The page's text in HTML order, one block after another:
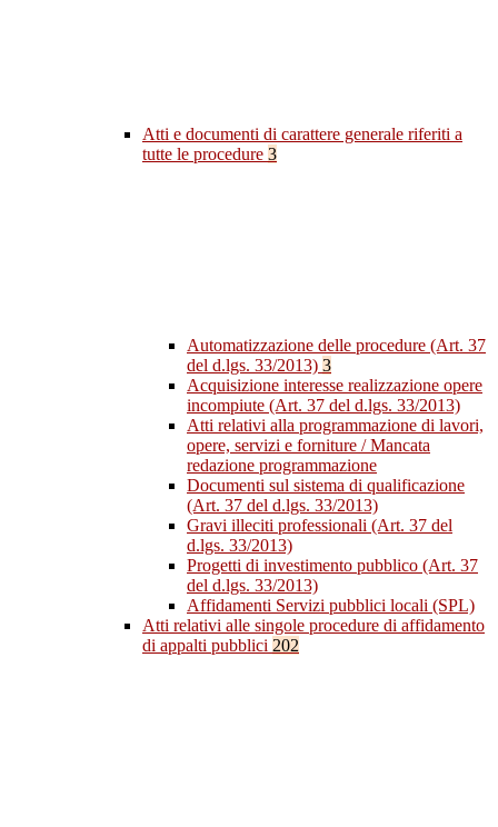
Atti e documenti di carattere generale riferiti a
tutte le procedure 3
Automatizzazione delle procedure (Art. 37
del d.lgs. 33/2013) 3
Acquisizione interesse realizzazione opere
incompiute (Art. 37 del d.lgs. 33/2013)
Atti relativi alla programmazione di lavori,
opere, servizi e forniture / Mancata
redazione programmazione
Documenti sul sistema di qualificazione
(Art. 37 del d.lgs. 33/2013)
Gravi illeciti professionali (Art. 37 del
d.lgs. 33/2013)
Progetti di investimento pubblico (Art. 37
del d.lgs. 33/2013)
Affidamenti Servizi pubblici locali (SPL)
Atti relativi alle singole procedure di affidamento
di appalti pubblici 202